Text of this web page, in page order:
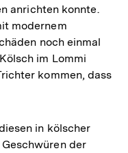
anrichten konnte.
modernem
noch einmal
im Lommi
kommen, dass
in kölscher
der